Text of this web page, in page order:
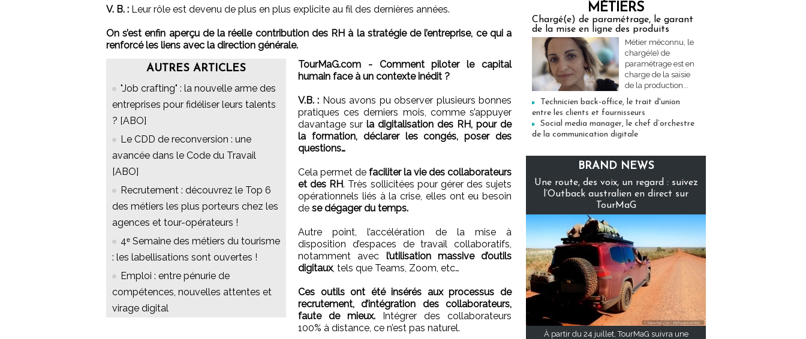
V. B. : Leur rôle est devenu de plus en plus explicite au fil des dernières années.
On s’est enfin aperçu de la réelle contribution des RH à la stratégie de l’entreprise, ce qui a
renforcé les liens avec la direction générale.
AUTRES ARTICLES
"Job crafting" : la nouvelle arme des
entreprises pour fidéliser leurs talents
? [ABO]
Le CDD de reconversion : une
avancée dans le Code du Travail
[ABO]
Recrutement : découvrez le Top 6
des métiers les plus porteurs chez les
agences et tour-opérateurs !
4ᵉ Semaine des métiers du tourisme
: les labellisations sont ouvertes !
Emploi : entre pénurie de
compétences, nouvelles attentes et
virage digital
TourMaG.com - Comment piloter le capital
humain face à un contexte inédit ?
V.B. : Nous avons pu observer plusieurs bonnes
pratiques ces derniers mois, comme s’appuyer
davantage sur la digitalisation des RH, pour de
la formation, déclarer les congés, poser des
questions…
Cela permet de faciliter la vie des collaborateurs
et des RH. Très sollicitées pour gérer des sujets
opérationnels liés à la crise, elles ont eu besoin
de se dégager du temps.
Autre point, l’accélération de la mise à
disposition d’espaces de travail collaboratifs,
notamment avec l’utilisation massive d’outils
digitaux, tels que Teams, Zoom, etc…
Ces outils ont été insérés aux processus de
recrutement, d’intégration des collaborateurs,
faute de mieux. Intégrer des collaborateurs
100% à distance, ce n’est pas naturel.
MÉTIERS
Chargé(e) de paramétrage, le garant
de la mise en ligne des produits
Métier méconnu, le
chargé(e) de
paramétrage est en
charge de la saisie
de la production...
Technicien back-office, le trait d'union
entre les clients et fournisseurs
Social media manager, le chef d’orchestre
de la communication digitale
BRAND NEWS
Une route, des voix, un regard : suivez
l’Outback australien en direct sur
TourMaG
À partir du 24 juillet, TourMaG suivra une